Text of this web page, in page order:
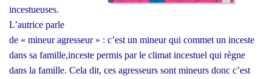
inces­tueuses.
L’autrice parle
de « mineur agres­seur » : c’est un mineur qui com­met un inceste
dans sa famille,inceste per­mis par le cli­mat inces­tuel qui règne
dans la famille. Cela dit, ces agres­seurs sont mineurs donc c’est